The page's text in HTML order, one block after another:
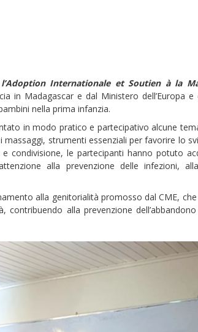
Internationale et Soutien à la
in Madagascar e dal Ministero dell’Europa
nella prima infanzia.
in modo pratico e partecipativo alcune
strumenti essenziali per favorire lo
condivisione, le partecipanti hanno potuto
alla prevenzione delle infezioni,
alla genitorialità promosso dal CME,
alla prevenzione